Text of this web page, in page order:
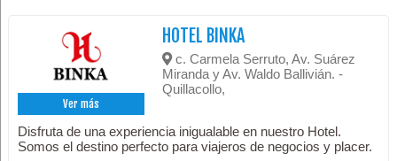
Ver más
HOTEL BINKA
c. Carmela Serruto, Av. Suárez
Miranda y Av. Waldo Ballivián. -
Quillacollo,
Disfruta de una experiencia inigualable en nuestro Hotel.
Somos el destino perfecto para viajeros de negocios y placer.